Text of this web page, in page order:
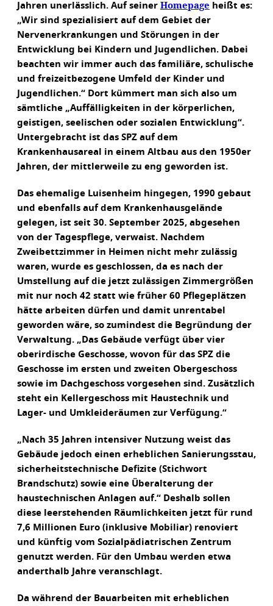
Jahren unerlässlich. Auf seiner Homepage heißt es:
„Wir sind spezialisiert auf dem Gebiet der
Nervenerkrankungen und Störungen in der
Entwicklung bei Kindern und Jugendlichen. Dabei
beachten wir immer auch das familiäre, schulische
und freizeitbezogene Umfeld der Kinder und
Jugendlichen.“ Dort kümmert man sich also um
sämtliche „Auffälligkeiten in der körperlichen,
geistigen, seelischen oder sozialen Entwicklung“.
Untergebracht ist das SPZ auf dem
Krankenhausareal in einem Altbau aus den 1950er
Jahren, der mittlerweile zu eng geworden ist.
Das ehemalige Luisenheim hingegen, 1990 gebaut
und ebenfalls auf dem Krankenhausgelände
gelegen, ist seit 30. September 2025, abgesehen
von der Tagespflege, verwaist. Nachdem
Zweibettzimmer in Heimen nicht mehr zulässig
waren, wurde es geschlossen, da es nach der
Umstellung auf die jetzt zulässigen Zimmergrößen
mit nur noch 42 statt wie früher 60 Pflegeplätzen
hätte arbeiten dürfen und damit unrentabel
geworden wäre, so zumindest die Begründung der
Verwaltung. „Das Gebäude verfügt über vier
oberirdische Geschosse, wovon für das SPZ die
Geschosse im ersten und zweiten Obergeschoss
sowie im Dachgeschoss vorgesehen sind. Zusätzlich
steht ein Kellergeschoss mit Haustechnik und
Lager- und Umkleideräumen zur Verfügung.“
„Nach 35 Jahren intensiver Nutzung weist das
Gebäude jedoch einen erheblichen Sanierungsstau,
sicherheitstechnische Defizite (Stichwort
Brandschutz) sowie eine Überalterung der
haustechnischen Anlagen auf.“ Deshalb sollen
diese leerstehenden Räumlichkeiten jetzt für rund
7,6 Millionen Euro (inklusive Mobiliar) renoviert
und künftig vom Sozialpädiatrischen Zentrum
genutzt werden. Für den Umbau werden etwa
anderthalb Jahre veranschlagt.
Da während der Bauarbeiten mit erheblichen